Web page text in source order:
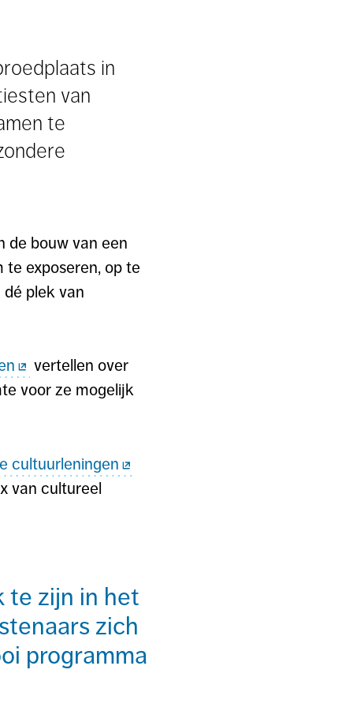
in
van
te
de bouw van een
te exposeren, op te
plek van
vertellen over
voor ze mogelijk
cultuurleningen
van cultureel
te zijn in het
zich
programma